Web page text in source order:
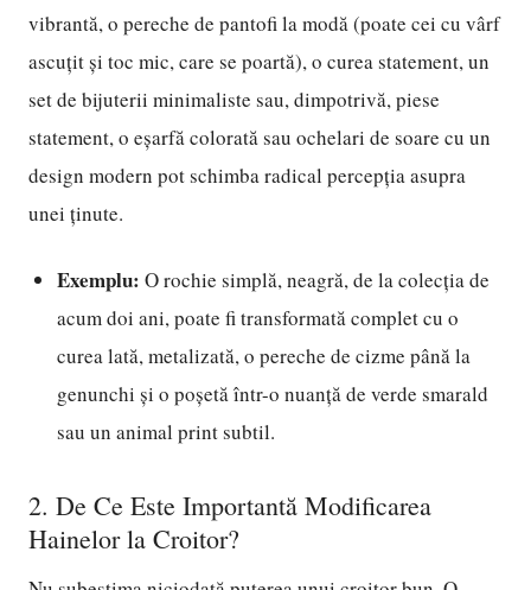
vibrantă, o pereche de pantofi la modă (poate cei cu vârf
ascuțit și toc mic, care se poartă), o curea statement, un
set de bijuterii minimaliste sau, dimpotrivă, piese
statement, o eșarfă colorată sau ochelari de soare cu un
design modern pot schimba radical percepția asupra
unei ținute.
Exemplu: O rochie simplă, neagră, de la colecția de
acum doi ani, poate fi transformată complet cu o
curea lată, metalizată, o pereche de cizme până la
genunchi și o poșetă într-o nuanță de verde smarald
sau un animal print subtil.
2. De Ce Este Importantă Modificarea
Hainelor la Croitor?